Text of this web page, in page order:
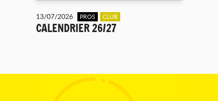
13/07/2026 PROS CLUB
CALENDRIER 26/27